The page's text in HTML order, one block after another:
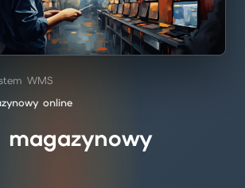
WMS
online
magazynowy